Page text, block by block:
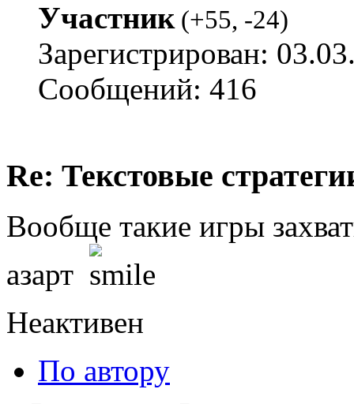
Участник(+55, -24)
Зарегистрирован:
Сообщений: 416
Re: Текстовые
Вообще такие игры
азарт
Неактивен
По автору